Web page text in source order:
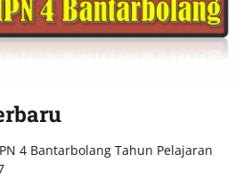
4 Bantarbolang Tahun Pelajaran